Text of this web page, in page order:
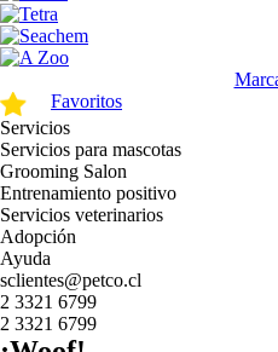
Favoritos
Servicios
Servicios para mascotas
Grooming Salon
Entrenamiento positivo
Servicios veterinarios
Adopción
Ayuda
sclientes@petco.cl
2 3321 6799
2 3321 6799